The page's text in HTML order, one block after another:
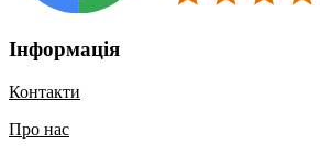
Інформація
Контакти
Про нас